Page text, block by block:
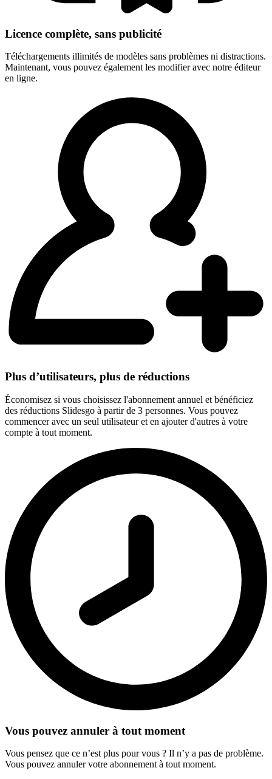
Licence complète, sans publicité
Téléchargements illimités de modèles sans problèmes ni distractions.
Maintenant, vous pouvez également les modifier avec notre éditeur
en ligne.
Plus d’utilisateurs, plus de réductions
Économisez si vous choisissez l'abonnement annuel et bénéficiez
des réductions Slidesgo à partir de 3 personnes. Vous pouvez
commencer avec un seul utilisateur et en ajouter d'autres à votre
compte à tout moment.
Vous pouvez annuler à tout moment
Vous pensez que ce n’est plus pour vous ? Il n’y a pas de problème.
Vous pouvez annuler votre abonnement à tout moment.